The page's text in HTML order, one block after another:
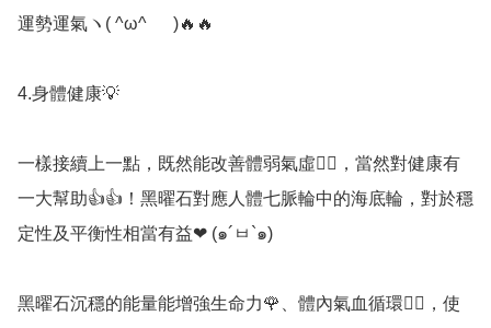
運勢運氣ヽ( ^ω^ ゞ )🔥🔥
4.身體健康💡
一樣接續上一點，既然能改善體弱氣虛🧘‍♀️，當然對健康有
一大幫助👍👍！黑曜石對應人體七脈輪中的海底輪，對於穩
定性及平衡性相當有益❤ (๑´ㅂ`๑)
黑曜石沉穩的能量能增強生命力🌹、體內氣血循環🧘‍♀️，使